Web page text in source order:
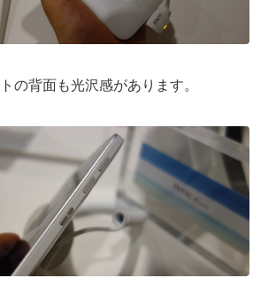
の背面も光沢感があります。